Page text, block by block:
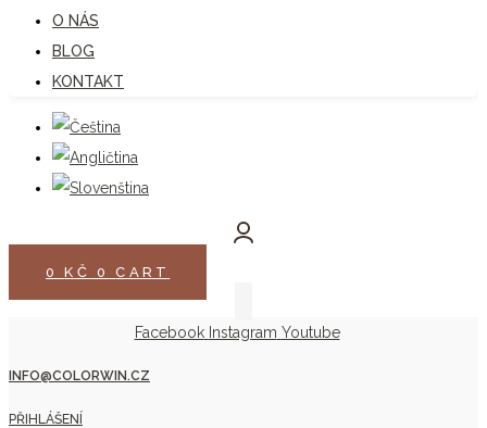
O NÁS
BLOG
KONTAKT
0KČ 0 CART
Facebook Instagram Youtube
INFO@COLORWIN.CZ
PŘIHLÁŠENÍ